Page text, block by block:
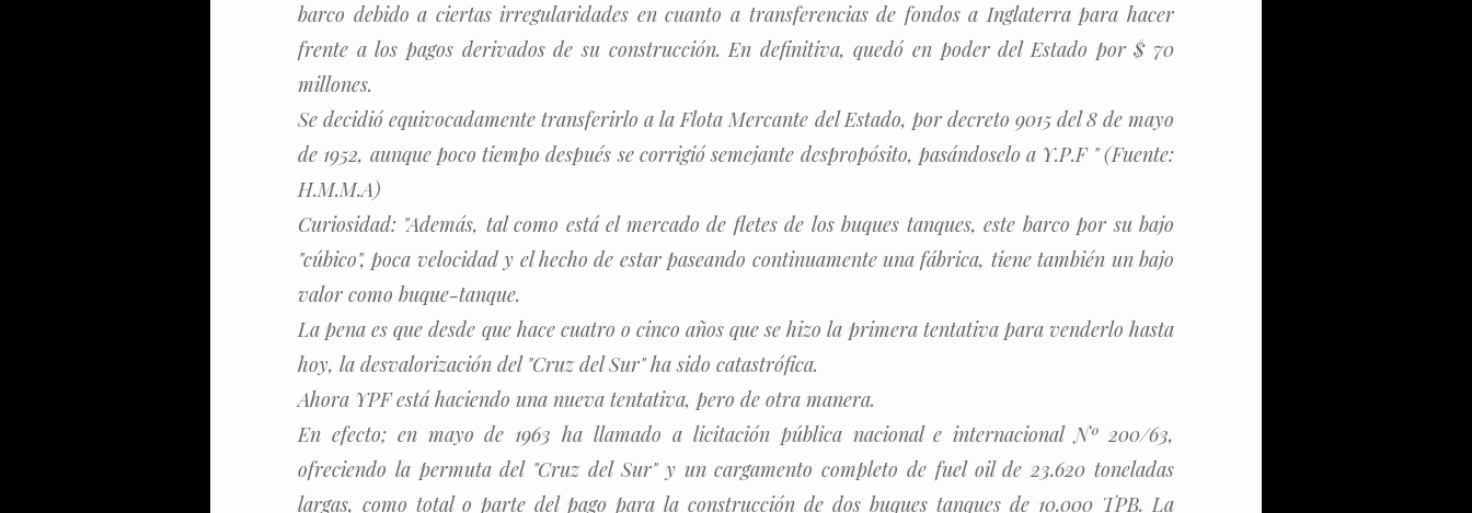
barco debido a ciertas irregularidades en cuanto a transferencias de fondos a Inglaterra para hacer
frente a los pagos derivados de su construcción. En definitiva, quedó en poder del Estado por $ 70
millones.
Se decidió equivocadamente transferirlo a la Flota Mercante del Estado, por decreto 9015 del 8 de mayo
de 1952, aunque poco tiempo después se corrigió semejante despropósito, pasándoselo a Y.P.F " (Fuente:
H.M.M.A)
Curiosidad: "Además, tal como está el mercado de fletes de los buques tanques, este barco por su bajo
"cúbico", poca velocidad y el hecho de estar paseando continuamente una fábrica, tiene también un bajo
valor como buque-tanque.
La pena es que desde que hace cuatro o cinco años que se hizo la primera tentativa para venderlo hasta
hoy, la desvalorización del "Cruz del Sur" ha sido catastrófica.
Ahora YPF está haciendo una nueva tentativa, pero de otra manera.
En efecto; en mayo de 1963 ha llamado a licitación pública nacional e internacional Nº 200/63,
ofreciendo la permuta del "Cruz del Sur" y un cargamento completo de fuel oil de 23.620 toneladas
largas, como total o parte del pago para la construcción de dos buques tanques de 10.000 TPB. La